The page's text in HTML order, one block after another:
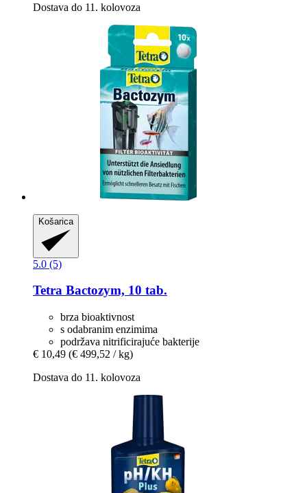
Dostava do 11. kolovoza
Košarica
5.0 (5)
Tetra Bactozym, 10 tab.
brza bioaktivnost
s odabranim enzimima
podržava nitrificirajuće bakterije
€ 10,49 (€ 499,52 / kg)
Dostava do 11. kolovoza